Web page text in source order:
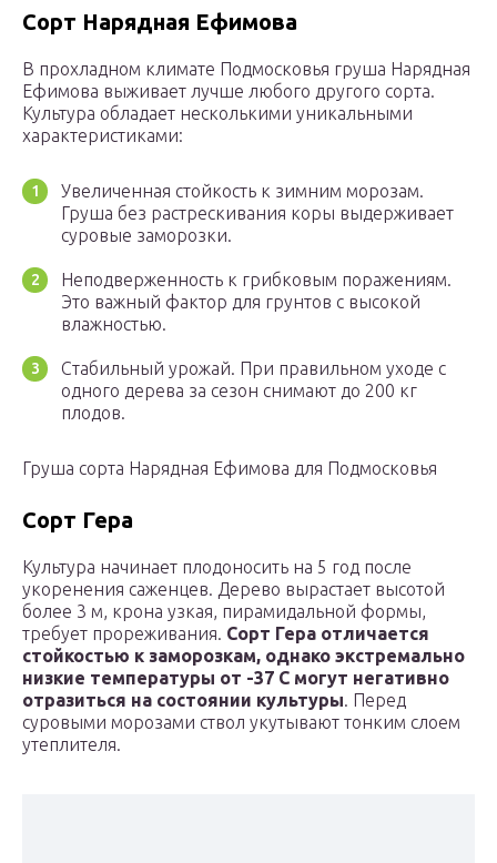
Сорт Нарядная Ефимова
В прохладном климате Подмосковья груша Нарядная
Ефимова выживает лучше любого другого сорта.
Культура обладает несколькими уникальными
характеристиками:
Увеличенная стойкость к зимним морозам.
Груша без растрескивания коры выдерживает
суровые заморозки.
Неподверженность к грибковым поражениям.
Это важный фактор для грунтов с высокой
влажностью.
Стабильный урожай. При правильном уходе с
одного дерева за сезон снимают до 200 кг
плодов.
Груша сорта Нарядная Ефимова для Подмосковья
Сорт Гера
Культура начинает плодоносить на 5 год после
укоренения саженцев. Дерево вырастает высотой
более 3 м, крона узкая, пирамидальной формы,
требует прореживания. Сорт Гера отличается
стойкостью к заморозкам, однако экстремально
низкие температуры от -37 С могут негативно
отразиться на состоянии культуры. Перед
суровыми морозами ствол укутывают тонким слоем
утеплителя.